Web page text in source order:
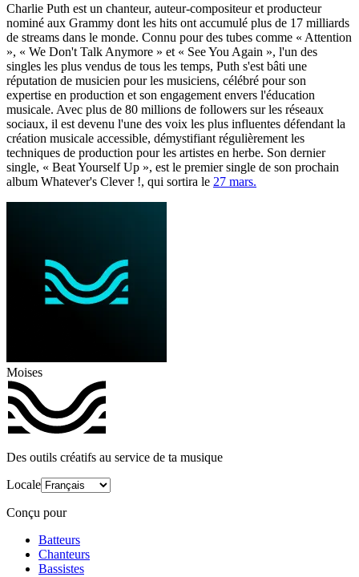
Charlie Puth est un chanteur, auteur-compositeur et producteur
nominé aux Grammy dont les hits ont accumulé plus de 17 milliards
de streams dans le monde. Connu pour des tubes comme « Attention
», « We Don't Talk Anymore » et « See You Again », l'un des
singles les plus vendus de tous les temps, Puth s'est bâti une
réputation de musicien pour les musiciens, célébré pour son
expertise en production et son engagement envers l'éducation
musicale. Avec plus de 80 millions de followers sur les réseaux
sociaux, il est devenu l'une des voix les plus influentes défendant la
création musicale accessible, démystifiant régulièrement les
techniques de production pour les artistes en herbe. Son dernier
single, « Beat Yourself Up », est le premier single de son prochain
album Whatever's Clever !, qui sortira le 27 mars.
Moises
Des outils créatifs au service de ta musique
Locale
Conçu pour
Batteurs
Chanteurs
Bassistes